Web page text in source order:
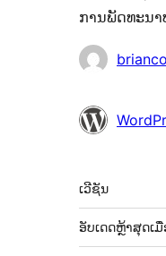
ການພັດທະນ
ຜູ້
ພັດທະນາ
ຂໍ້ມູນ
ກຳກັບ
(Meta)
ເວີຊັນ
ອັບເດດຫຼ້າສຸດເມື່